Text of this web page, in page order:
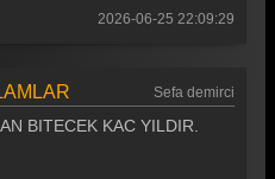
2026-06-25 22:09:29
Sefa demirci
BITECEK KAC YILDIR.